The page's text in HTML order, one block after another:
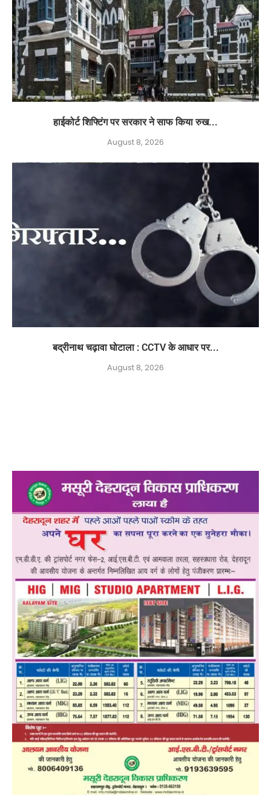
हाईकोर्ट शिफ्टिंग पर सरकार ने साफ किया रुख...
August 8, 2026
बद्रीनाथ चढ़ावा घोटाला : CCTV के आधार पर...
August 8, 2026